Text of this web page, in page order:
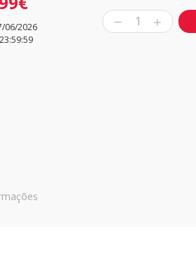
06/2026
1